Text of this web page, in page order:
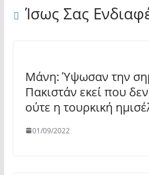
Ίσως Σας
Μάνη: Ύψωσαν την
Πακιστάν εκεί που
ούτε η τουρκική
01/09/2022